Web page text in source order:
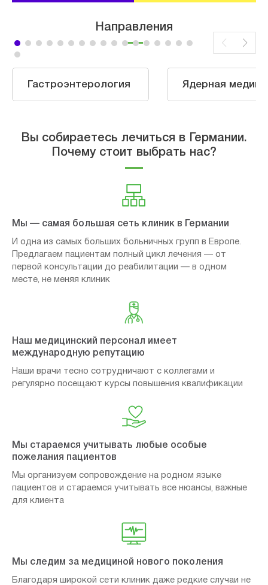
Направления
Гастроэнтерология Ядерная
Вы собираетесь лечиться в Германии.
Почему стоит выбрать нас?
Мы — самая большая сеть клиник в Германии
И одна из самых больших больничных групп в Европе.
Предлагаем пациентам полный цикл лечения — от
первой консультации до реабилитации — в одном
месте, не меняя клиник
Наш медицинский персонал имеет
международную репутацию
Наши врачи тесно сотрудничают с коллегами и
регулярно посещают курсы повышения квалификации
Мы стараемся учитывать любые особые
пожелания пациентов
Мы организуем сопровождение на родном языке
пациентов и стараемся учитывать все нюансы, важные
для клиента
Мы следим за медициной нового поколения
Благодаря широкой сети клиник даже редкие случаи не